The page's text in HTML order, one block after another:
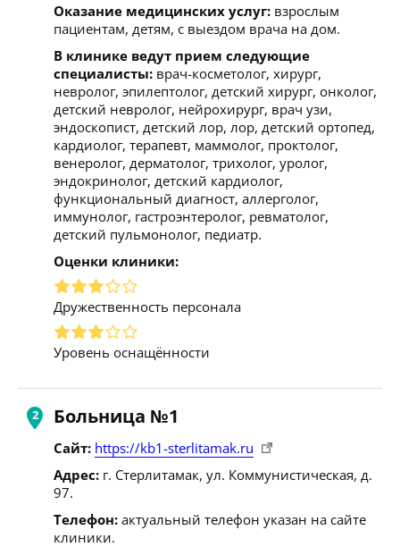
Оказание медицинских услуг: взрослым
пациентам, детям, с выездом врача на дом.
В клинике ведут прием следующие
специалисты: врач-косметолог, хирург,
невролог, эпилептолог, детский хирург, онколог,
детский невролог, нейрохирург, врач узи,
эндоскопист, детский лор, лор, детский ортопед,
кардиолог, терапевт, маммолог, проктолог,
венеролог, дерматолог, трихолог, уролог,
эндокринолог, детский кардиолог,
функциональный диагност, аллерголог,
иммунолог, гастроэнтеролог, ревматолог,
детский пульмонолог, педиатр.
Оценки клиники:
Дружественность персонала
Уровень оснащённости
Больница №1
Сайт: https://kb1-sterlitamak.ru
Адрес: г. Стерлитамак, ул. Коммунистическая, д.
97.
Телефон: актуальный телефон указан на сайте
клиники.